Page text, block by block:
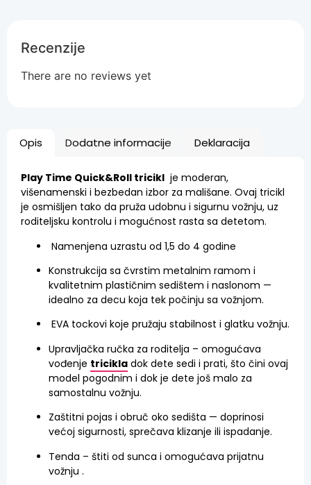
Opis Dodatne informacije Deklaracija
Play Time Quick&Roll tricikl je moderan,
višenamenski i bezbedan izbor za mališane. Ovaj tricikl
je osmišljen tako da pruža udobnu i sigurnu vožnju, uz
roditeljsku kontrolu i mogućnost rasta sa detetom.
Namenjena uzrastu od 1,5 do 4 godine
Konstrukcija sa čvrstim metalnim ramom i
kvalitetnim plastičnim sedištem i naslonom —
idealno za decu koja tek počinju sa vožnjom.
EVA tockovi koje pružaju stabilnost i glatku vožnju.
Upravljačka ručka za roditelja – omogućava
vođenje tricikla dok dete sedi i prati, što čini ovaj
model pogodnim i dok je dete još malo za
samostalnu vožnju.
Zaštitni pojas i obruč oko sedišta — doprinosi
većoj sigurnosti, sprečava klizanje ili ispadanje.
Tenda – štiti od sunca i omogućava prijatnu
vožnju .
Recenzije
There are no reviews yet